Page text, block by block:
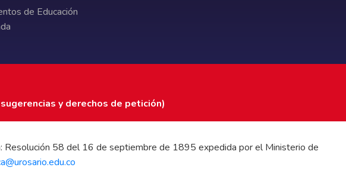
de Educación
y derechos de petición)
Resolución 58 del 16 de septiembre de 1895 expedida por el Ministerio de